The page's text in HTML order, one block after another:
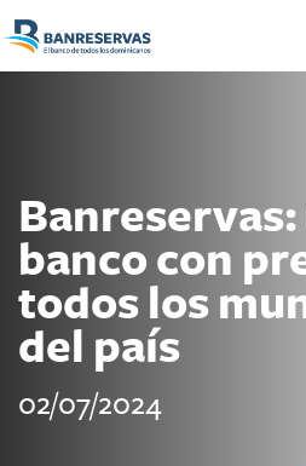
banco con
todos los
del país
02/07/2024